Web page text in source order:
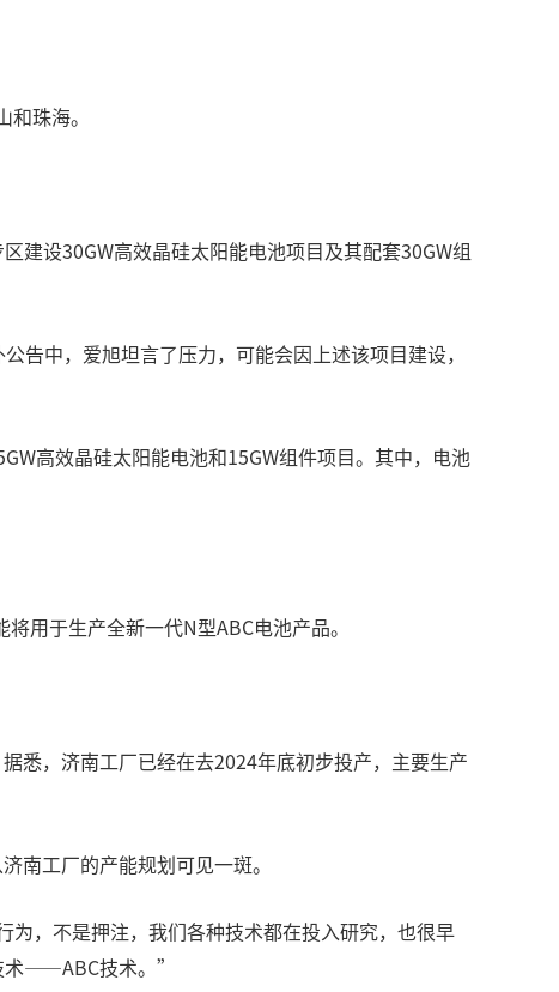
珠海。
建设30GW高效晶硅太阳能电池项目及其配套30GW组
告中，爱旭坦言了压力，可能会因上述该项目建设，
高效晶硅太阳能电池和15GW组件项目。其中，电池
用于生产全新一代N型ABC电池产品。
悉，济南工厂已经在去2024年底初步投产，主要生产
南工厂的产能规划可见一斑。
，不是押注，我们各种技术都在投入研究，也很早
术——ABC技术。”